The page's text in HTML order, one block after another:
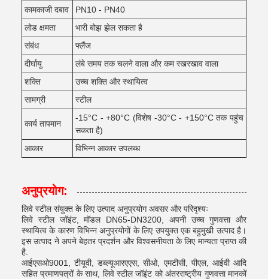
कामकाजी दबाव
PN10 - PN40
लोड क्षमता
भारी बोझ झेल सकता है
संबंध
फ्लैंज
दीर्घायु
लंबे समय तक चलने वाला और कम रखरखाव वाला
शक्ति
उच्च शक्ति और स्थायित्व
सामग्री
स्टील
कार्य तापमान
-15°C - +80°C (विशेष -30°C - +150°C तक पहुंच
सकता है)
आकार
विभिन्न आकार उपलब्ध
अनुप्रयोग:
लिवे स्टील संयुक्त के लिए उत्पाद अनुप्रयोग अवसर और परिदृश्यः
लिवे स्टील जॉइंट, मॉडल DN65-DN3200, अपनी उच्च गुणवत्ता और
स्थायित्व के कारण विभिन्न अनुप्रयोगों के लिए उपयुक्त एक बहुमुखी उत्पाद है।
इस उत्पाद ने अपने बेहतर प्रदर्शन और विश्वसनीयता के लिए मान्यता प्राप्त की
है.
आईएसओ9001, टीयूवी, डब्ल्यूआरएएस, सीओ, एमटीसी, पीएल, आईवी आदि
सहित प्रमाणपत्रों के साथ, लिवे स्टील जॉइंट को अंतरराष्ट्रीय गुणवत्ता मानकों